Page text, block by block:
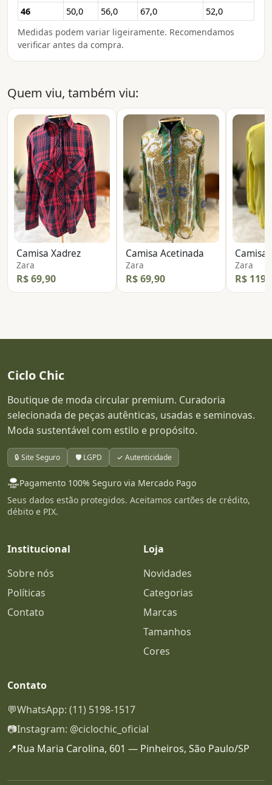
46
50,0 56,0 67,0
52,0
Medidas podem variar ligeiramente. Recomendamos
verificar antes da compra.
Quem viu, também viu:
Camisa Xadrez
Zara
R$ 69,90
Camisa Acetinada
Zara
R$ 69,90
Camisa
Zara
R$
Ciclo Chic
Boutique de moda circular premium. Curadoria
selecionada de peças autênticas, usadas e seminovas.
Moda sustentável com estilo e propósito.
🔒 Site Seguro 🛡️ LGPD ✓ Autenticidade
Pagamento 100% Seguro via Mercado Pago
Seus dados estão protegidos. Aceitamos cartões de crédito,
débito e PIX.
Institucional
Sobre nós
Políticas
Contato
Loja
Novidades
Categorias
Marcas
Tamanhos
Cores
Contato
💬WhatsApp: (11) 5198-1517
📷Instagram: @ciclochic_oficial
📍Rua Maria Carolina, 601 — Pinheiros, São Paulo/SP